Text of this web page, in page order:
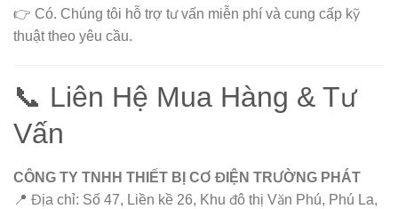
👉 Có. Chúng tôi hỗ trợ tư vấn miễn phí và cung cấp kỹ
thuật theo yêu cầu.
📞 Liên Hệ Mua Hàng & Tư
Vấn
CÔNG TY TNHH THIẾT BỊ CƠ ĐIỆN TRƯỜNG PHÁT
📍 Địa chỉ: Số 47, Liền kề 26, Khu đô thị Văn Phú, Phú La,